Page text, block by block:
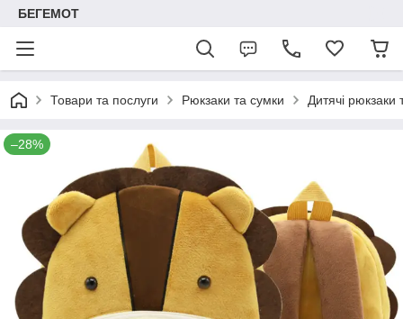
БЕГЕМОТ
Товари та послуги Рюкзаки та сумки Дитячі рюкзаки
–28%